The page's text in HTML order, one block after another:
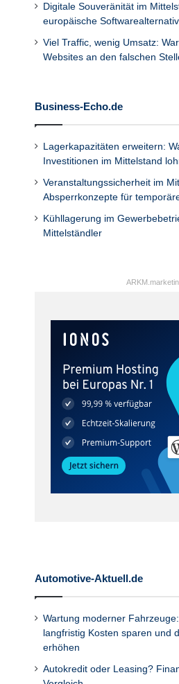
Digitale Souveränität im
europäische
Viel Traffic, wenig Umsatz:
Websites an den falschen
Business-Echo.de
Lagerkapazitäten erweitern:
Investitionen im Mittelstand
Veranstaltungssicherheit im
Absperrkonzepte für
Kühllagerung im
Mittelständler
Automotive-Aktuell.de
Wartung moderner
langfristig Kosten sparen und
erhöhen
Autokredit oder Leasing?